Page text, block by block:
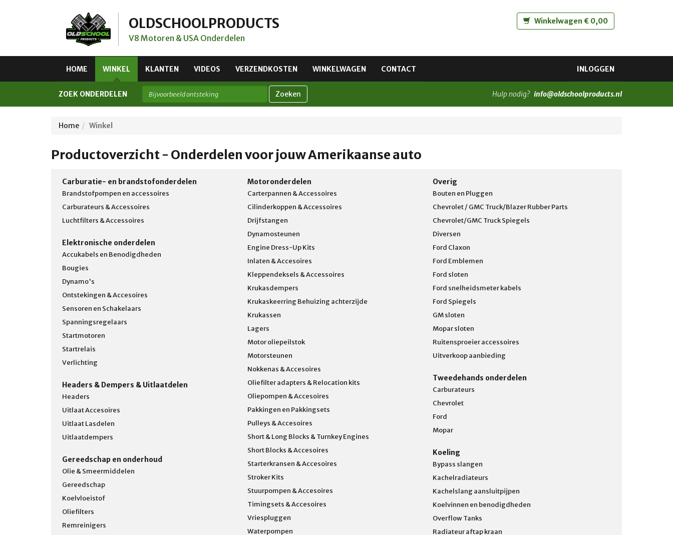
OLDSCHOOLPRODUCTS
V8 Motoren & USA Onderdelen
Winkelwagen € 0,00
HOME WINKEL KLANTEN VIDEOS VERZENDKOSTEN WINKELWAGEN CONTACT INLOGGEN
ZOEK ONDERDELEN Zoeken Hulp nodig? info@oldschoolproducts.nl
Home Winkel
Productoverzicht - Onderdelen voor jouw Amerikaanse auto
Carburatie- en brandstofonderdelen
Brandstofpompen en accessoires
Carburateurs & Accessoires
Luchtfilters & Accessoires
Elektronische onderdelen
Accukabels en Benodigdheden
Bougies
Dynamo's
Ontstekingen & Accesoires
Sensoren en Schakelaars
Spanningsregelaars
Startmotoren
Startrelais
Verlichting
Headers & Dempers & Uitlaatdelen
Headers
Uitlaat Accesoires
Uitlaat Lasdelen
Uitlaatdempers
Gereedschap en onderhoud
Olie & Smeermiddelen
Gereedschap
Koelvloeistof
Oliefilters
Remreinigers
Motoronderdelen
Carterpannen & Accessoires
Cilinderkoppen & Accessoires
Drijfstangen
Dynamosteunen
Engine Dress-Up Kits
Inlaten & Accesoires
Kleppendeksels & Accessoires
Krukasdempers
Krukaskeerring Behuizing achterzijde
Krukassen
Lagers
Motor oliepeilstok
Motorsteunen
Nokkenas & Accesoires
Oliefilter adapters & Relocation kits
Oliepompen & Accesoires
Pakkingen en Pakkingsets
Pulleys & Accesoires
Short & Long Blocks & Turnkey Engines
Short Blocks & Accesoires
Starterkransen & Accesoires
Stroker Kits
Stuurpompen & Accesoires
Timingsets & Accesoires
Vriespluggen
Waterpompen
Overig
Bouten en Pluggen
Chevrolet / GMC Truck/Blazer Rubber Parts
Chevrolet/GMC Truck Spiegels
Diversen
Ford Claxon
Ford Emblemen
Ford sloten
Ford snelheidsmeter kabels
Ford Spiegels
GM sloten
Mopar sloten
Ruitensproeier accessoires
Uitverkoop aanbieding
Tweedehands onderdelen
Carburateurs
Chevrolet
Ford
Mopar
Koeling
Bypass slangen
Kachelradiateurs
Kachelslang aansluitpijpen
Koelvinnen en benodigdheden
Overflow Tanks
Radiateur aftap kraan